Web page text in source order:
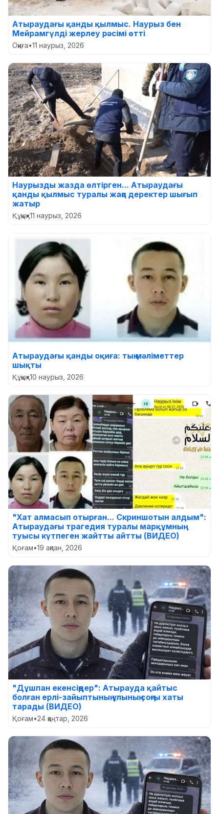
Атыраудағы қанды қылмыс. Наурыз бен
Мейрамгүлді жерлеу рәсімі өтті
Оқиға•11 наурыз, 2026
Наурызды жазда өлтірген... Атыраудағы
қанды қылмыс туралы жаңа деректер шығып
жатыр
Құқық•11 наурыз, 2026
Атыраудағы қанды оқиға: тың мәліметтер
шықты
Құқық•10 наурыз, 2026
"Хат алмасып отырған... Скриншотын алдым":
Атыраудағы трагедия туралы марқұмның
туысы күтпеген жайтты айтты (ВИДЕО)
Қоғам•19 ақпан, 2026
"Дұшпан екенсіңдер": Атырауда қайтыс
болған ерлі-зайыптының ұлының соңғы хаты
тарады (ВИДЕО)
Қоғам•24 қаңтар, 2026